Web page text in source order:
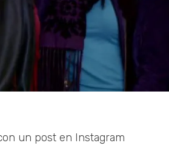
un post en Instagram